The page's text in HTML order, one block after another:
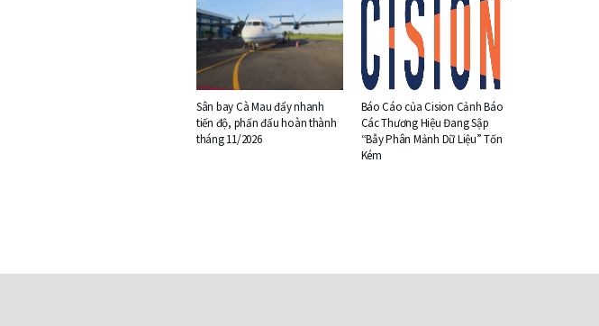
Sân bay Cà Mau đẩy nhanh
tiến độ, phấn đấu hoàn thành
tháng 11/2026
Báo Cáo của Cision Cảnh Báo
Các Thương Hiệu Đang Sập
“Bẫy Phân Mảnh Dữ Liệu” Tốn
Kém